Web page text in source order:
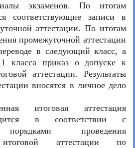
экзаменов. По итогам
соответствующие записи в
аттестации. По итогам
промежуточной аттестации
в следующий класс, а
класса приказ о допуске к
аттестации. Результаты
вносятся в личное дело
итоговая аттестация
в соответствии с
проведения
итоговой аттестации по